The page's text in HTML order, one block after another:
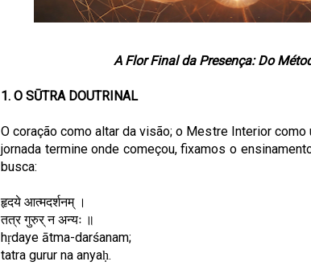
A Flor Final da Presença: Do
1. O SŪTRA DOUTRINAL
O coração como altar da visão; o Mestre Interior como
jornada termine onde começou, fixamos o
busca:
हृदये आत्मदर्शनम् ।
तत्र गुरुर् न अन्यः ॥
hṛdaye ātma-darśanam;
tatra gurur na anyaḥ.